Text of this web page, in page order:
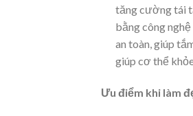
tăng cường tái
bằng công
an toàn, giúp
giúp cơ thể
Ưu điểm khi làm